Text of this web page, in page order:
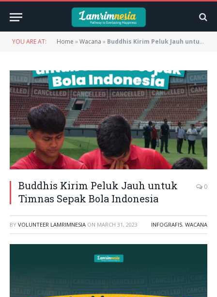
YOU ARE AT: Home »Wacana » Buddhis Kirim Peluk Jauh untuk Timnas Sepak Bola Indonesia
Buddhis Kirim Peluk Jauh untuk
Timnas Sepak Bola Indonesia
0
BY VOLUNTEER LAMRIMNESIA ON MARCH 31, 2023 INFOGRAFIS, WACANA